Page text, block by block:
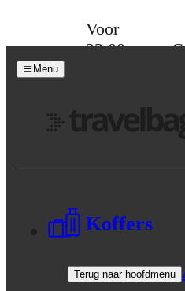
Voor
23:00
Menu
Koffers
Terug naar hoofdmenu